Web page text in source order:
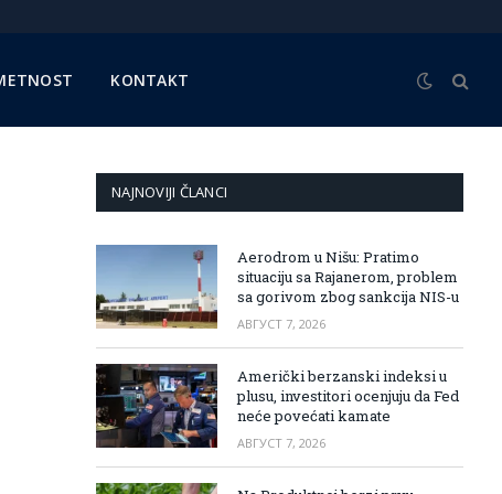
KONTAKT
NAJNOVIJI ČLANCI
Aerodrom u Nišu: Pratimo
situaciju sa Rajanerom, problem
sa gorivom zbog sankcija NIS-u
АВГУСТ 7, 2026
Američki berzanski indeksi u
plusu, investitori ocenjuju da Fed
neće povećati kamate
АВГУСТ 7, 2026